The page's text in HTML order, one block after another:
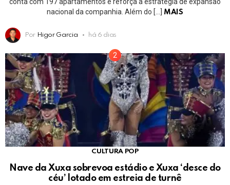
nacional da companhia. Além do […] MAIS
Por Higor Garcia há 6 dias
CULTURA POP
Nave da Xuxa sobrevoa estádio e Xuxa ‘desce do
céu’ lotado em estreia de turnê